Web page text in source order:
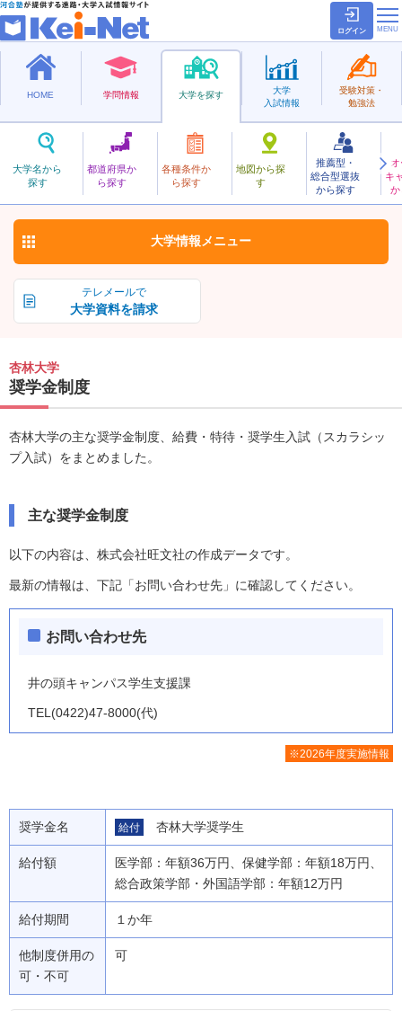
ログイン
HOME 学問情報 大学を探す
大学名から
探す
都道府県か
ら探す
各種条件か
ら探す
地図から探
す
推薦型・
総合型選抜
から探す
キ
か
大学
入試情報
受験対策・
勉強法
私立
きょうりん
杏林大学 お気に入り
テレメールで
大学資料を請求
大学情報 メニュー
杏林大学
奨学金制度
杏林大学の主な奨学金制度、給費・特待・奨学生入試（スカラシッ
プ入試）をまとめました。
主な奨学金制度
以下の内容は、株式会社旺文社の作成データです。
最新の情報は、下記「お問い合わせ先」に確認してください。
お問い合わせ先
井の頭キャンパス学生支援課
TEL(0422)47-8000(代)
※2026年度実施情報
奨学金名 給付 杏林大学奨学生
給付額
医学部：年額36万円、保健学部：年額18万円、
総合政策学部・外国語学部：年額12万円
給付期間 １か年
他制度併用の
可・不可
可